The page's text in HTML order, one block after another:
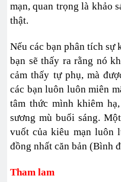
mạn, quan trọng là khảo
thật.
Nếu các bạn phân tích sự
bạn sẽ thấy ra rằng nó
cảm thấy tự phụ, mà
các bạn luôn luôn miên
tâm thức mình khiêm
sương mù buổi sáng.
vuốt của kiêu mạn luôn
đồng nhất căn bản (Bình
Tham lam